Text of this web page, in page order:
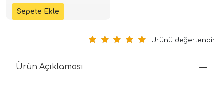
Ürünü değerlendir
Ürün Açıklaması